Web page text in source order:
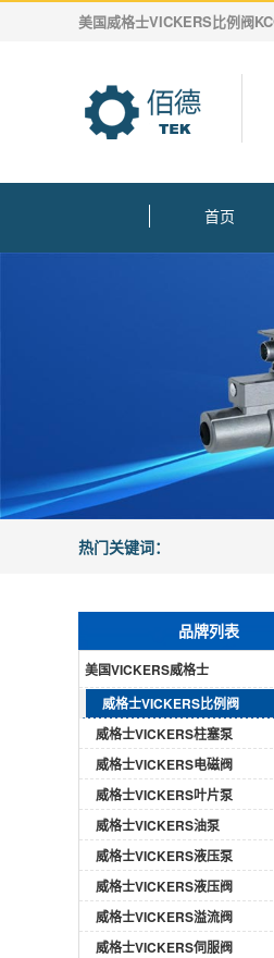
美国威格士VICKERS比例阀
首页
热门关键词：
品牌列表
美国VICKERS威格士
威格士VICKERS比例阀
威格士VICKERS柱塞泵
威格士VICKERS电磁阀
威格士VICKERS叶片泵
威格士VICKERS油泵
威格士VICKERS液压泵
威格士VICKERS液压阀
威格士VICKERS溢流阀
威格士VICKERS伺服阀